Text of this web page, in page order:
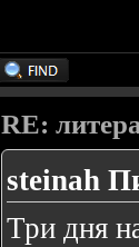
RE:
steinah
Три дня